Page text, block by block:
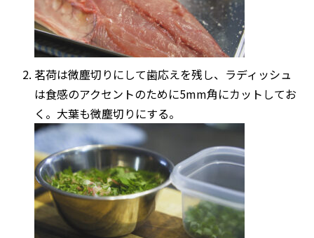
茗荷は微塵切りにして歯応えを残し、ラディッシュ
は食感のアクセントのために5mm角にカットしてお
く 。 大葉も微塵切りにする。